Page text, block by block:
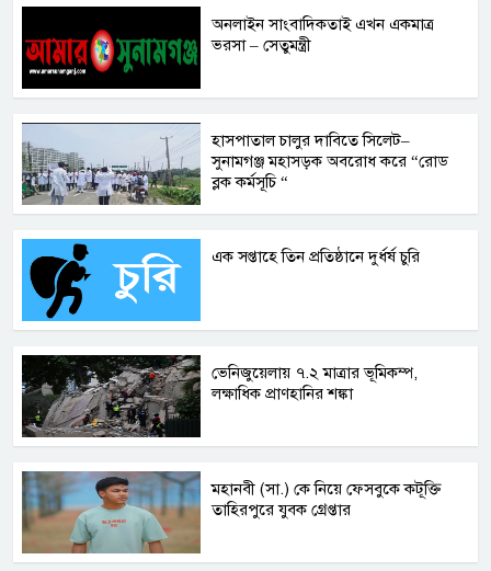
অনলাইন সাংবাদিকতাই এখন একমাত্র
ভরসা – সেতুমন্ত্রী
হাসপাতাল চালুর দাবিতে সিলেট–
সুনামগঞ্জ মহাসড়ক অবরোধ করে “রোড
ব্লক কর্মসূচি “
এক সপ্তাহে তিন প্রতিষ্ঠানে দুর্ধর্ষ চুরি
ভেনিজুয়েলায় ৭.২ মাত্রার ভূমিকম্প,
লক্ষাধিক প্রাণহানির শঙ্কা
মহানবী (সা.) কে নিয়ে ফেসবুকে কটূক্তি
তাহিরপুরে যুবক গ্রেপ্তার